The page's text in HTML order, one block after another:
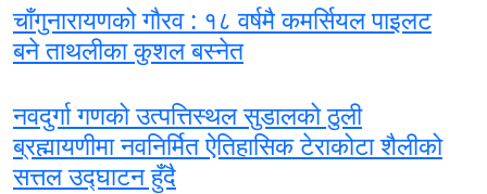
चाँगुनारायणको गौरव : १८ वर्षमै कमर्सियल पाइलट
बने ताथलीका कुशल बस्नेत
नवदुर्गा गणको उत्पत्तिस्थल सुडालको ठुली
ब्रह्मायणीमा नवनिर्मित ऐतिहासिक टेराकोटा शैलीको
सत्तल उद्घाटन हुँदै